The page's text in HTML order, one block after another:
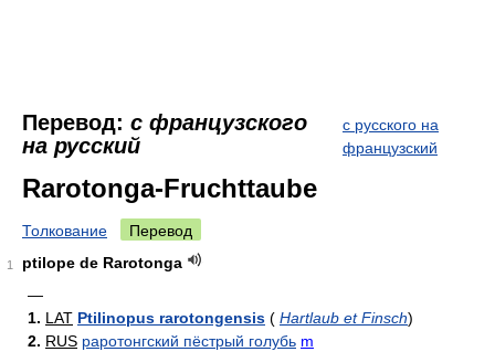
Перевод: с французского
на русский
с русского на
французский
Rarotonga-Fruchttaube
Толкование Перевод
1
ptilope de Rarotonga
—
1. LAT Ptilinopus rarotongensis ( Hartlaub et Finsch)
2. RUS раротонгский пёстрый голубь m